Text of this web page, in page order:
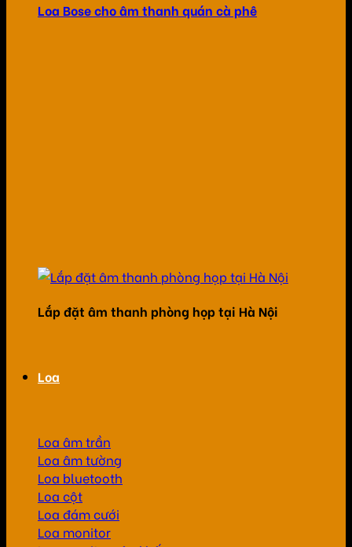
Loa Bose cho âm thanh quán cà phê
Lắp đặt âm thanh phòng họp tại Hà Nội
Loa
Loa âm trần
Loa âm tường
Loa bluetooth
Loa cột
Loa đám cưới
Loa monitor